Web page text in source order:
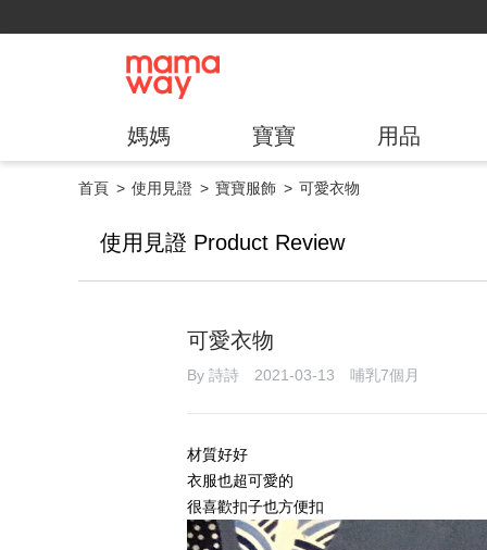
媽媽 寶寶 用品
首頁 使用見證 寶寶服飾 可愛衣物
使用見證 Product Review
可愛衣物
By 詩詩 2021-03-13 哺乳7個月
材質好好
衣服也超可愛的
很喜歡扣子也方便扣